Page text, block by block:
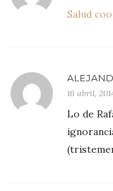
Salud
16 abril,
Lo de